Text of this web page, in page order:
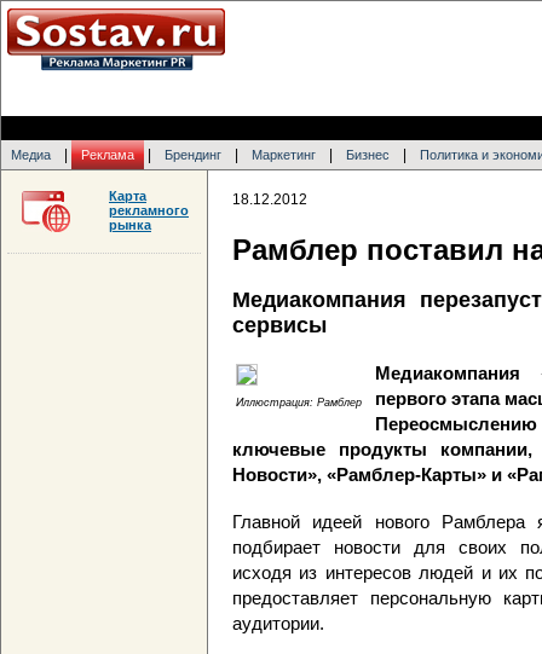
Медиа Реклама Брендинг Маркетинг Бизнес Политика и
18.12.2012
Рамблер поставил
Медиакомпания
сервисы
Иллюстрация: Рамблер
первого этапа
ключевые продукты компании,
Новости», «Рамблер-Карты» и
Главной идеей нового Рамблера
подбирает новости для своих
исходя из интересов людей и их
предоставляет персональную
аудитории.
Карта
рекламного
рынка